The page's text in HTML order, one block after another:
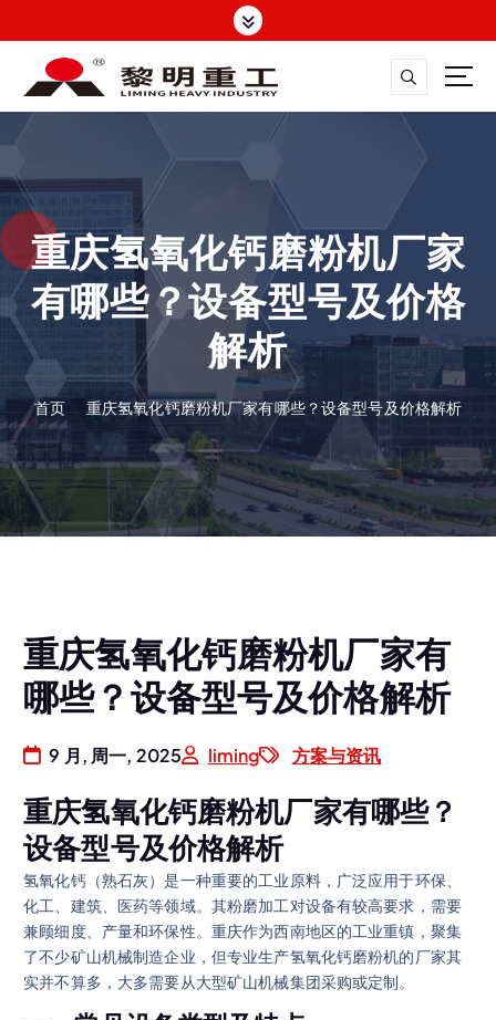
转
容 大修渣磨粉机，矿渣立磨
重庆氢氧化钙磨粉机厂家
有哪些？设备型号及价格
解析
首页 重庆氢氧化钙磨粉机厂家有哪些？设备型号及价格解析
重庆氢氧化钙磨粉机厂家有
哪些？设备型号及价格解析
9 月, 周一, 2025 liming 方案与资讯
重庆氢氧化钙磨粉机厂家有哪些？
设备型号及价格解析
氢氧化钙（熟石灰）是一种重要的工业原料，广泛应用于环保、
化工、建筑、医药等领域。其粉磨加工对设备有较高要求，需要
兼顾细度、产量和环保性。重庆作为西南地区的工业重镇，聚集
了不少矿山机械制造企业，但专业生产氢氧化钙磨粉机的厂家其
实并不算多，大多需要从大型矿山机械集团采购或定制。